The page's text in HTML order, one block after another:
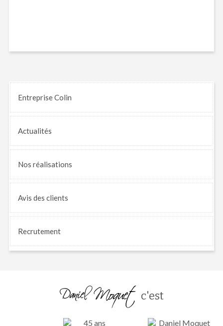
Entreprise Colin
Actualités
Nos réalisations
Avis des clients
Recrutement
c'est